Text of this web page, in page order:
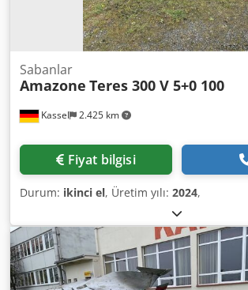
Kassel 2.425 km
Sabanlar
Amazone Teres 300 V 5+0 100
Fiyat bilgisi
Durum: ikinci el, Üretim yılı: 2024,